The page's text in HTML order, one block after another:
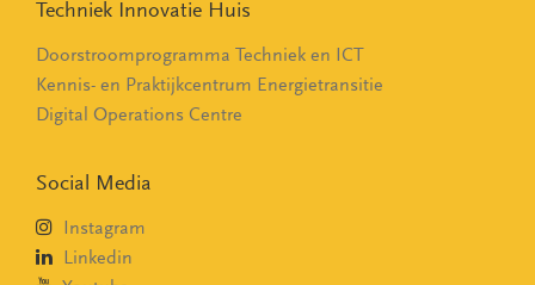
Techniek Innovatie Huis
Doorstroomprogramma Techniek en ICT
Kennis- en Praktijkcentrum Energietransitie
Digital Operations Centre
Social Media
Instagram
Linkedin